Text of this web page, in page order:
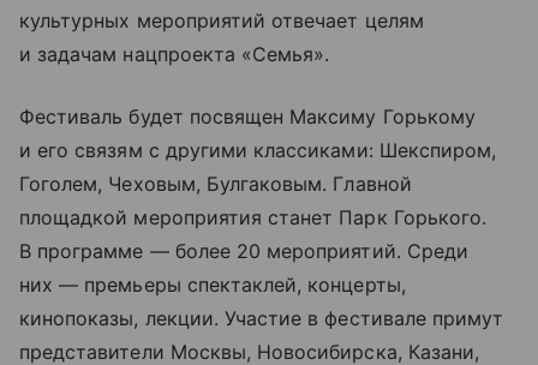
культурных мероприятий отвечает целям
и задачам нацпроекта «Семья».
Фестиваль будет посвящен Максиму Горькому
и его связям с другими классиками: Шекспиром,
Гоголем, Чеховым, Булгаковым. Главной
площадкой мероприятия станет Парк Горького.
В программе — более 20 мероприятий. Среди
них — премьеры спектаклей, концерты,
кинопоказы, лекции. Участие в фестивале примут
представители Москвы, Новосибирска, Казани,